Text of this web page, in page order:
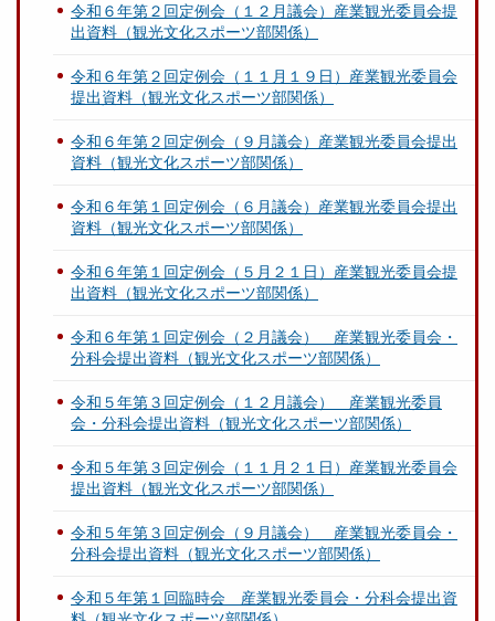
令和６年第２回定例会（１２月議会）産業観光委員会提
出資料（観光文化スポーツ部関係）
令和６年第２回定例会（１１月１９日）産業観光委員会
提出資料（観光文化スポーツ部関係）
令和６年第２回定例会（９月議会）産業観光委員会提出
資料（観光文化スポーツ部関係）
令和６年第１回定例会（６月議会）産業観光委員会提出
資料（観光文化スポーツ部関係）
令和６年第１回定例会（５月２１日）産業観光委員会提
出資料（観光文化スポーツ部関係）
令和６年第１回定例会（２月議会） 産業観光委員会・
分科会提出資料（観光文化スポーツ部関係）
令和５年第３回定例会（１２月議会） 産業観光委員
会・分科会提出資料（観光文化スポーツ部関係）
令和５年第３回定例会（１１月２１日）産業観光委員会
提出資料（観光文化スポーツ部関係）
令和５年第３回定例会（９月議会） 産業観光委員会・
分科会提出資料（観光文化スポーツ部関係）
令和５年第１回臨時会 産業観光委員会・分科会提出資